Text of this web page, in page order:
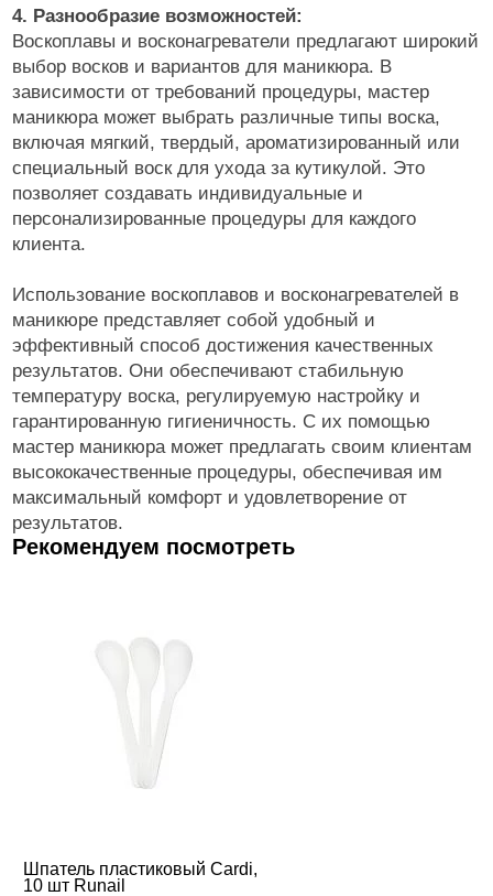
4. Разнообразие возможностей:
Воскоплавы и восконагреватели предлагают широкий
выбор восков и вариантов для маникюра. В
зависимости от требований процедуры, мастер
маникюра может выбрать различные типы воска,
включая мягкий, твердый, ароматизированный или
специальный воск для ухода за кутикулой. Это
позволяет создавать индивидуальные и
персонализированные процедуры для каждого
клиента.
Использование воскоплавов и восконагревателей в
маникюре представляет собой удобный и
эффективный способ достижения качественных
результатов. Они обеспечивают стабильную
температуру воска, регулируемую настройку и
гарантированную гигиеничность. С их помощью
мастер маникюра может предлагать своим клиентам
высококачественные процедуры, обеспечивая им
максимальный комфорт и удовлетворение от
результатов.
Рекомендуем посмотреть
Шпатель пластиковый Cardi,
10 шт Runail